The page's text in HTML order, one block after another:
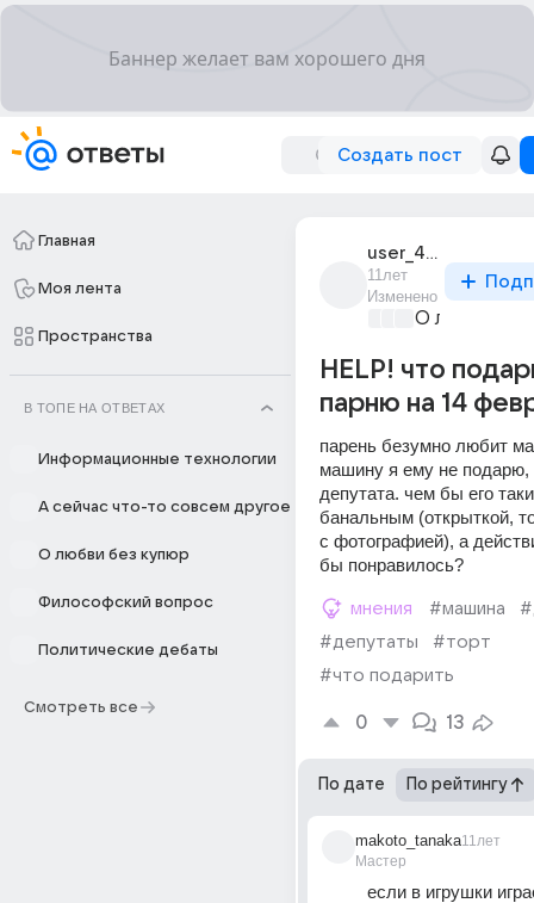
Создать пост
Главная
Моя лента
Пространства
В ТОПЕ НА ОТВЕТАХ
Информационные технологии
А сейчас что-то совсем другое
О любви без купюр
Философский вопрос
Политические дебаты
Смотреть все
user_46909883
11лет
Изменено
О любви без
HELP! что
парню на 14
парень безумно любит
машину я ему не подарю,
депутата. чем бы его
банальным (открыткой,
с фотографией), а
бы понравилось?
мнения #машина
#депутаты
#торт
#что подарить
0 13
По дате По рейтингу
makoto_tanaka
Мастер
11лет
если в игрушки